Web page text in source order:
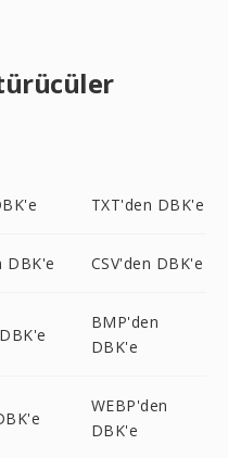
TXT'den DBK'e
DBK'e CSV'den DBK'e
BMP'den
DBK'e
WEBP'den
DBK'e